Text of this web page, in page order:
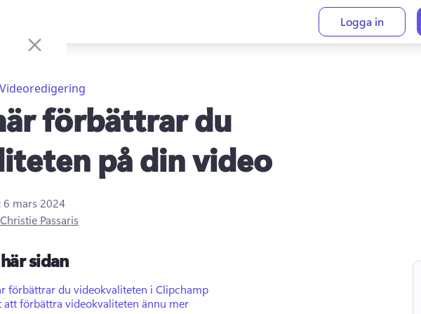
Logga in
Videoredigering
förbättrar du
på din video
6 mars 2024
Christie Passaris
sidan
förbättrar du videokvaliteten i Clipchamp
att förbättra videokvaliteten ännu mer